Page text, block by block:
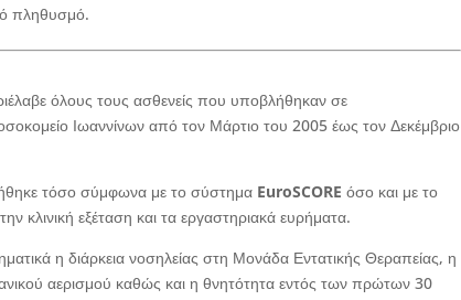
πληθυσμό.
όλους τους ασθενείς που υποβλήθηκαν σε
Ιωαννίνων από τον Μάρτιο του 2005 έως τον Δεκέμβριο
τόσο σύμφωνα με το σύστημα EuroSCORE όσο και με το
κλινική εξέταση και τα εργαστηριακά ευρήματα.
η διάρκεια νοσηλείας στη Μονάδα Εντατικής Θεραπείας, η
αερισμού καθώς και η θνητότητα εντός των πρώτων 30